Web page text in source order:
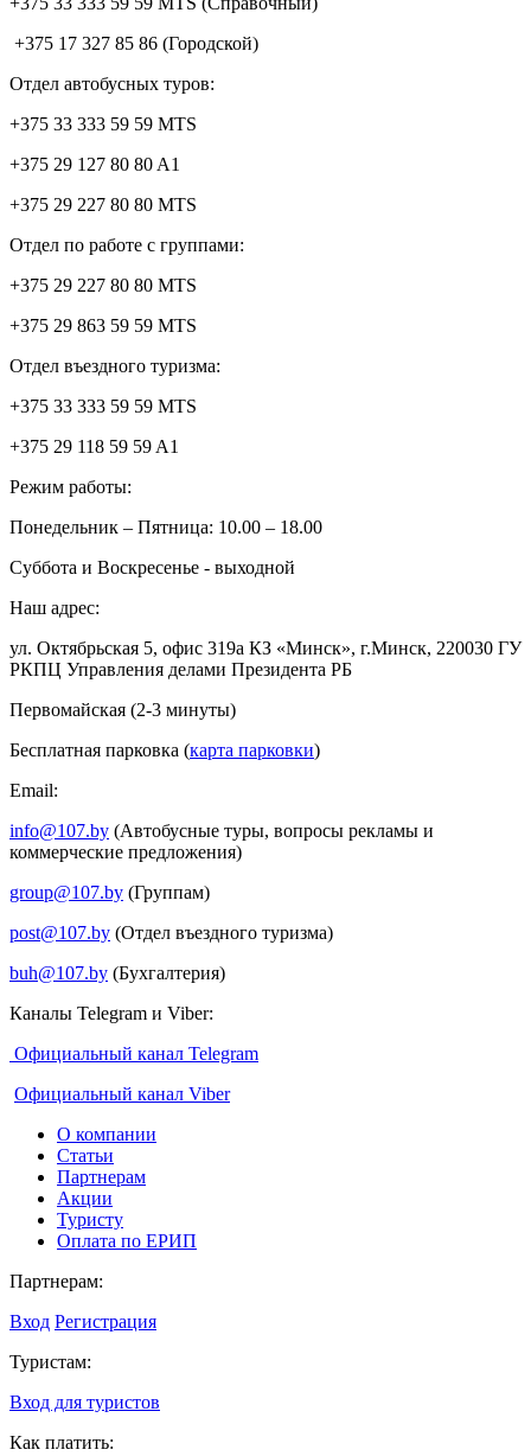
+375 17 327 85 86 (Городской)
Отдел автобусных туров:
+375 33 333 59 59 MTS
+375 29 127 80 80 A1
+375 29 227 80 80 MTS
Отдел по работе с группами:
+375 29 227 80 80 MTS
+375 29 863 59 59 MTS
Отдел въездного туризма:
+375 33 333 59 59 MTS
+375 29 118 59 59 A1
Режим работы:
Понедельник – Пятница: 10.00 – 18.00
Суббота и Воскресенье - выходной
Наш адрес:
ул. Октябрьская 5, офис 319а КЗ «Минск», г.Минск, 220030 ГУ
РКПЦ Управления делами Президента РБ
Первомайская (2-3 минуты)
Бесплатная парковка (карта парковки)
Email:
info@107.by (Автобусные туры, вопросы рекламы и
коммерческие предложения)
group@107.by (Группам)
post@107.by (Отдел въездного туризма)
buh@107.by (Бухгалтерия)
Каналы Telegram и Viber:
Официальный канал Telegram
Официальный канал Viber
О компании
Статьи
Партнерам
Акции
Туристу
Оплата по ЕРИП
Партнерам:
Вход Регистрация
Туристам:
Вход для туристов
Как платить: